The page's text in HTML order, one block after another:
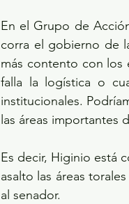
En el Grupo de
corra el gobierno de
más contento con los
falla la logística o
institucionales.
las áreas importantes
Es decir, Higinio está
asalto las áreas
al senador.